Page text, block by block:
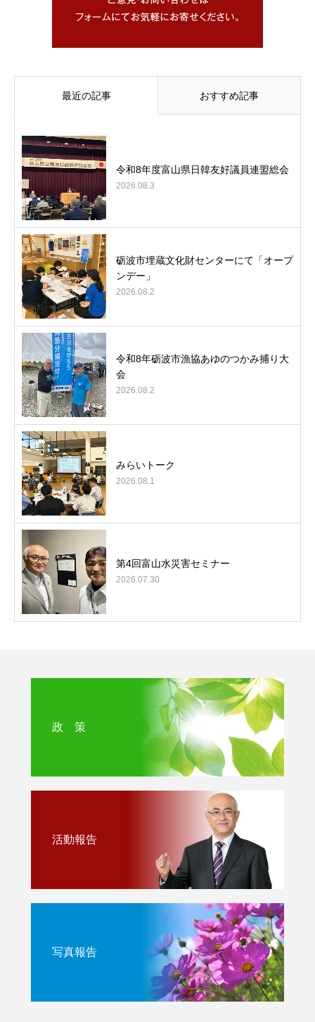
最近の記事 おすすめ記事
令和8年度富山県日韓友好議員連盟総会
2026.08.3
砺波市埋蔵文化財センターにて「オープ
ンデー」
2026.08.2
令和8年砺波市漁協あゆのつかみ捕り大
会
2026.08.2
みらいトーク
2026.08.1
第4回富山水災害セミナー
2026.07.30
政 策
活動報告
写真報告